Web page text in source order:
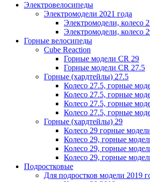
Электровелосипеды
Электромодели 2021 года
Электромодели, колесо
Электромодели, колесо
Горные велосипеды
Cube Reaction
Горные модели CR 29
Горные модели CR 27.5
Горные (хардтейлы) 27.5
Колесо 27.5, горные
Колесо 27.5, горные
Колесо 27.5, горные
Колесо 27.5, горные
Горные (хардтейлы) 29
Колесо 29 горные
Колесо 29, горные
Колесо 29, горные
Колесо 29, горные
Подростковые
Для подростков модели 2019